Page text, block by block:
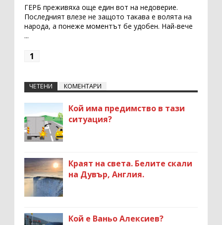
ГЕРБ преживяха още един вот на недоверие.
Последният влезе не защото такава е волята на
народа, а понеже моментът бе удобен. Най-вече
...
1
ЧЕТЕНИ КОМЕНТАРИ
Кой има предимство в тази
ситуация?
Краят на света. Белите скали
на Дувър, Англия.
Кой е Ваньо Алексиев?